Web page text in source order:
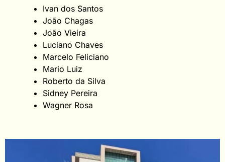
Ivan dos Santos
João Chagas
João Vieira
Luciano Chaves
Marcelo Feliciano
Mario Luiz
Roberto da Silva
Sidney Pereira
Wagner Rosa